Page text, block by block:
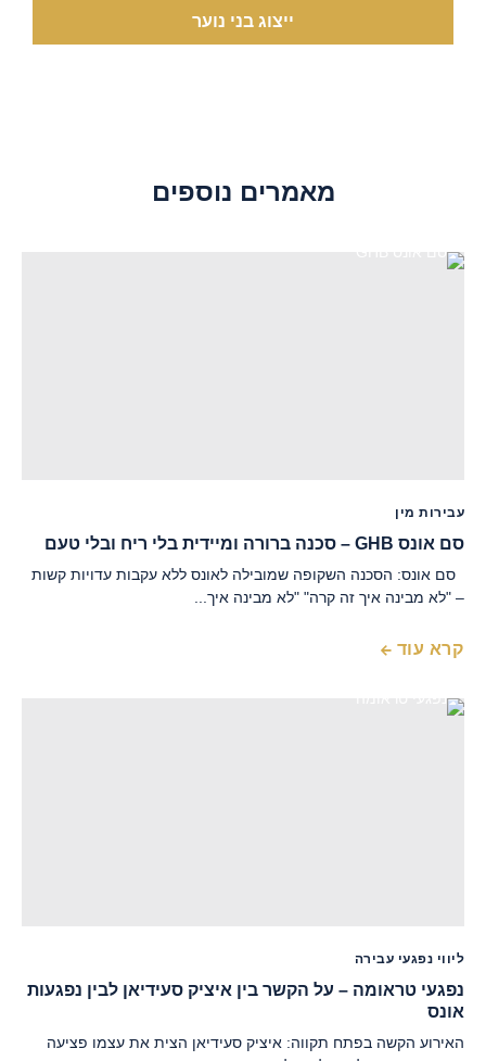
ייצוג בני נוער
מאמרים נוספים
עבירות מין
סם אונס GHB – סכנה ברורה ומיידית בלי ריח ובלי טעם
סם אונס: הסכנה השקופה שמובילה לאונס ללא עקבות עדויות קשות
– "לא מבינה איך זה קרה" "לא מבינה איך...
קרא עוד
ליווי נפגעי עבירה
נפגעי טראומה – על הקשר בין איציק סעידיאן לבין נפגעות
אונס
האירוע הקשה בפתח תקווה: איציק סעידיאן הצית את עצמו פציעה